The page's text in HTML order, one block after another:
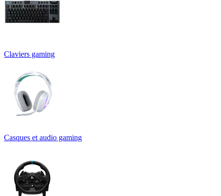
Claviers gaming
Casques et audio gaming